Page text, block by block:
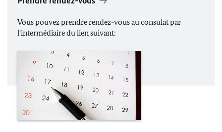
Vous pouvez prendre rendez-vous au consulat par
l'intermédiaire du lien suivant: